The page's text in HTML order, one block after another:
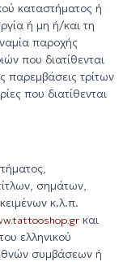
καταστήματος ή
ή μη ή/και τη
παροχής
που διατίθενται
παρεμβάσεις τρίτων
που διατίθενται
σημάτων,
κ.λ.π.
και
ελληνικού
συμβάσεων ή